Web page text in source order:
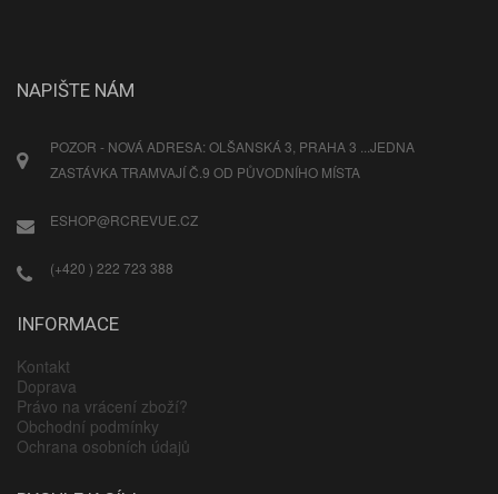
NAPIŠTE NÁM
POZOR - NOVÁ ADRESA: OLŠANSKÁ 3, PRAHA 3 ...JEDNA
ZASTÁVKA TRAMVAJÍ Č.9 OD PŮVODNÍHO MÍSTA
ESHOP@RCREVUE.CZ
(+420 ) 222 723 388
INFORMACE
Kontakt
Doprava
Právo na vrácení zboží?
Obchodní podmínky
Ochrana osobních údajů